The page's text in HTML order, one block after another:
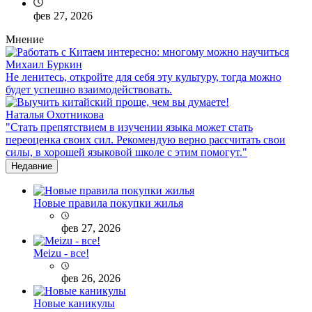
фев 27, 2026
Мнение
Михаил Буркин
Не ленитесь, откройте для себя эту культуру, тогда можно
будет успешно взаимодействовать.
Наталья Охотникова
"Стать препятствием в изучении языка может стать
переоценка своих сил. Рекомендую верно рассчитать свои
силы, в хорошей языковой школе с этим помогут."
Недавние
Новые правила покупки жилья
фев 27, 2026
Meizu - все!
фев 26, 2026
Новые каникулы